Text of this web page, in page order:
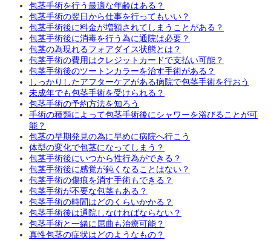
包茎手術を行う最適な年齢はある？
包茎手術の翌日から仕事を行ってもいい？
包茎手術後に料金が増額されてしまうことがある？
包茎手術後に消毒を行う為に通院は必要？
包茎の為現れるフォアダイス状態とは？
包茎手術の費用はクレジットカードで支払い可能？
包茎手術後のツートンカラーを治す手術がある？
しっかりしたアフターケアがある病院で包茎手術を行おう
未成年でも包茎手術を受けられる？
包茎手術の予約方法を知ろう
手術の種類によって包茎手術後にシャワーを浴びることが可
能？
包茎の早期発見の為に早めに病院へ行こう
体型の変化で包茎になってしまう？
包茎手術後にいつから性行為ができる？
包茎手術後に感覚が鈍くなることはない？
包茎手術の傷痕を消す手術もできる？
包茎手術が不要な包茎もある？
包茎手術の時間はどのくらいかかる？
包茎手術後は通院しなければならない？
包茎手術と一緒に屈曲も治療可能？
真性包茎の症状はどのようなもの？